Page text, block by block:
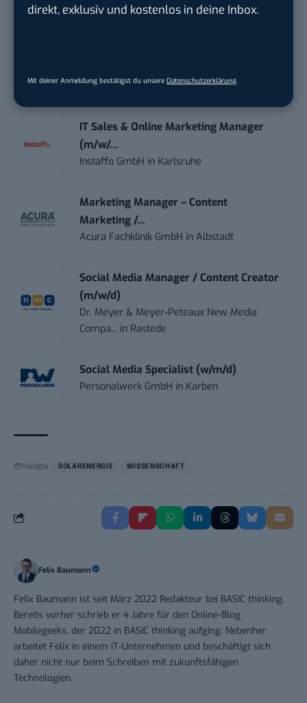
direkt, exklusiv und kostenlos in deine Inbox.
Mit deiner Anmeldung bestätigst du unsere Datenschutzerklärung.
Ennepetal
IT Sales & Online Marketing Manager
(m/w/...
Instaffo GmbH in Karlsruhe
Marketing Manager – Content
Marketing /...
Acura Fachklinik GmbH inAlbstadt
Social Media Manager / Content Creator
(m/w/d)
Dr. Meyer & Meyer-Peteaux New Media
Compa... in Rastede
Social Media Specialist (w/m/d)
Personalwerk GmbH in Karben
THEMEN: SOLARENERGIE WISSENSCHAFT
Felix Baumann
Felix Baumann ist seit März 2022 Redakteur bei BASIC thinking.
Bereits vorher schrieb er 4 Jahre für den Online-Blog
Mobilegeeks, der 2022 in BASIC thinking aufging. Nebenher
arbeitet Felix in einem IT-Unternehmen und beschäftigt sich
daher nicht nur beim Schreiben mit zukunftsfähigen
Technologien.